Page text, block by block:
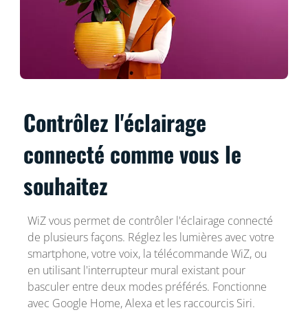
Contrôlez l'éclairage
connecté comme vous le
souhaitez
WiZ vous permet de contrôler l'éclairage connecté
de plusieurs façons. Réglez les lumières avec votre
smartphone, votre voix, la télécommande WiZ, ou
en utilisant l'interrupteur mural existant pour
basculer entre deux modes préférés. Fonctionne
avec Google Home, Alexa et les raccourcis Siri.